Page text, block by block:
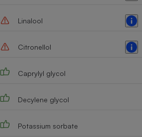
Linalool
Citronellol
Caprylyl glycol
Decylene glycol
Potassium sorbate